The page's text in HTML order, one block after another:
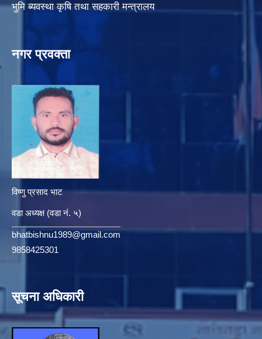
भुमि ब्यवस्था कृषि तथा सहकारी मन्त्रालय
नगर प्रवक्ता
विष्णु प्रसाद भाट
वडा अध्यक्ष (वडा नं. ५)
bhatbishnu1989@gmail.com
9858425301
सूचना अधिकारी